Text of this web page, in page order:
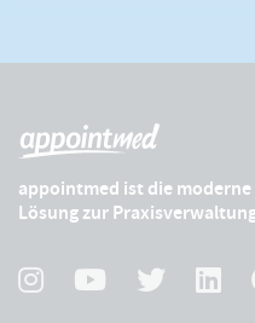
appointmed ist die
Lösung zur